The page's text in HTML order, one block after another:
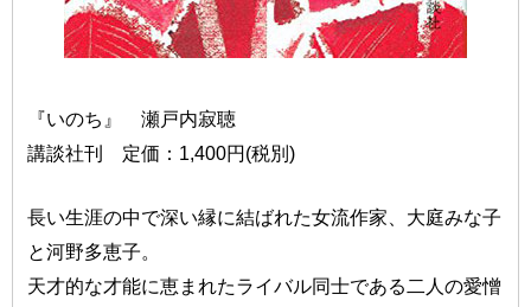
『いのち』 瀬戸内寂聴
講談社刊 定価：1,400円(税別)
長い生涯の中で深い縁に結ばれた女流作家、大庭みな子
と河野多恵子。
天才的な才能に恵まれたライバル同士である二人の愛憎